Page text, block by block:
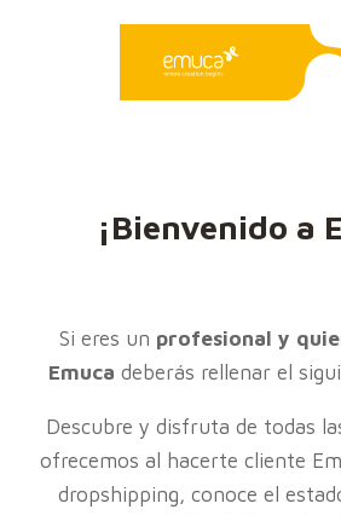
¡Bienvenido a
Si eres un profesional y
Emuca deberás rellenar el
Descubre y disfruta de todas
ofrecemos al hacerte cliente
dropshipping, conoce el